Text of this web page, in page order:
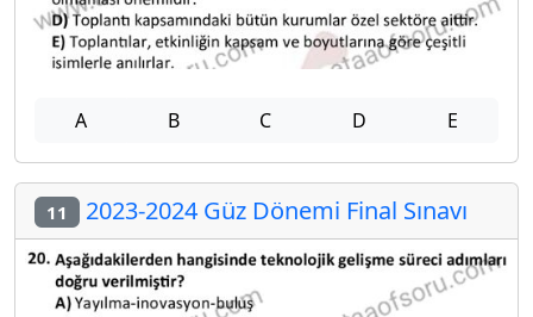
A B C D E
11 2023-2024 Güz Dönemi Final Sınavı